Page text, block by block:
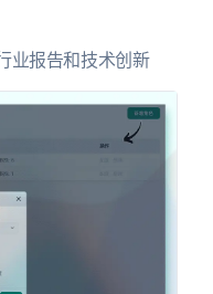
业报告和技术创新